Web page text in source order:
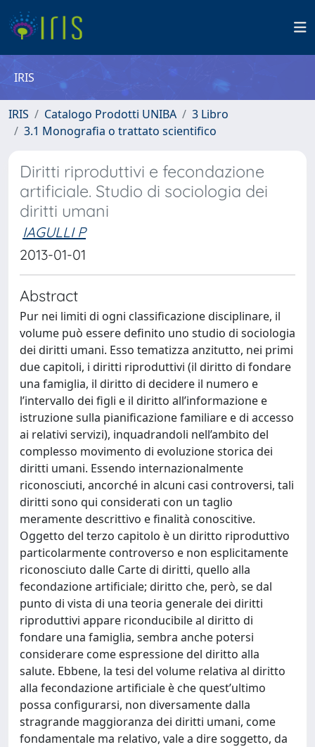
IRIS
IRIS Catalogo Prodotti UNIBA
3 Libro
3.1 Monografia o trattato scientifico
Diritti riproduttivi e fecondazione
artificiale. Studio di sociologia dei
diritti umani
IAGULLI P
2013-01-01
Abstract
Pur nei limiti di ogni classificazione disciplinare, il
volume può essere definito uno studio di sociologia
dei diritti umani. Esso tematizza anzitutto, nei primi
due capitoli, i diritti riproduttivi (il diritto di fondare
una famiglia, il diritto di decidere il numero e
l’intervallo dei figli e il diritto all’informazione e
istruzione sulla pianificazione familiare e di accesso
ai relativi servizi), inquadrandoli nell’ambito del
complesso movimento di evoluzione storica dei
diritti umani. Essendo internazionalmente
riconosciuti, ancorché in alcuni casi controversi, tali
diritti sono qui considerati con un taglio
meramente descrittivo e finalità conoscitive.
Oggetto del terzo capitolo è un diritto riproduttivo
particolarmente controverso e non esplicitamente
riconosciuto dalle Carte di diritti, quello alla
fecondazione artificiale; diritto che, però, se dal
punto di vista di una teoria generale dei diritti
riproduttivi appare riconducibile al diritto di
fondare una famiglia, sembra anche potersi
considerare come espressione del diritto alla
salute. Ebbene, la tesi del volume relativa al diritto
alla fecondazione artificiale è che quest’ultimo
possa configurarsi, non diversamente dalla
stragrande maggioranza dei diritti umani, come
fondamentale ma relativo, vale a dire soggetto, da